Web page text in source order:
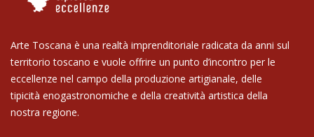
Arte Toscana è una realtà imprenditoriale radicata da anni sul
territorio toscano e vuole offrire un punto d’incontro per le
eccellenze nel campo della produzione artigianale, delle
tipicità enogastronomiche e della creatività artistica della
nostra regione.